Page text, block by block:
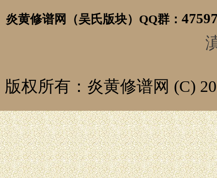
炎黄修谱网（吴氏版块） QQ群：
版权所有：炎黄修谱网 (C)